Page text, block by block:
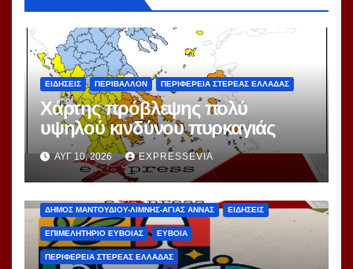
ΕΙΔΗΣΕΙΣ ΠΕΡΙΒΑΛΛΟΝ ΠΕΡΙΦΕΡΕΙΑ ΣΤΕΡΕΑΣ ΕΛΛΑΔΑΣ
Χάρτης πρόβλεψης πολύ
υψηλού κινδύνου πυρκαγιάς
ΑΥΓ 10, 2026 EXPRESSEVIA
ΔΗΜΟΣ ΜΑΝΤΟΥΔΙΟΥ-ΛΙΜΝΗΣ-ΑΓΙΑΣ ΑΝΝΑΣ ΕΙΔΗΣΕΙΣ
ΕΠΙΜΕΛΗΤΗΡΙΟ ΕΥΒΟΙΑΣ ΕΥΒΟΙΑ
ΠΕΡΙΦΕΡΕΙΑ ΣΤΕΡΕΑΣ ΕΛΛΑΔΑΣ